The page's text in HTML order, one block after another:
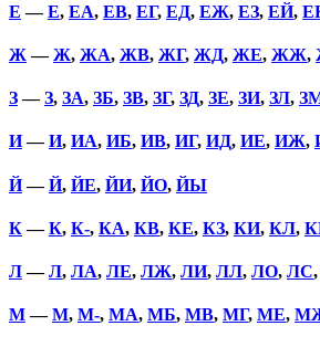
Е —Е, ЕА, ЕВ, ЕГ, ЕД, ЕЖ, ЕЗ, ЕЙ,
Ж —Ж, ЖА, ЖВ, ЖГ, ЖД, ЖЕ, ЖЖ,
З—З, ЗА, ЗБ, ЗВ, ЗГ, ЗД, ЗЕ, ЗИ, ЗЛ,
И—И, ИА, ИБ, ИВ, ИГ, ИД, ИЕ, ИЖ,
Й—Й, ЙЕ, ЙИ, ЙО, ЙЫ
К—К, К-, КА, КВ, КЕ, КЗ, КИ, КЛ,
Л—Л, ЛА, ЛЕ, ЛЖ, ЛИ, ЛЛ, ЛО, ЛС,
М—М, М-, МА, МБ, МВ, МГ, МЕ,